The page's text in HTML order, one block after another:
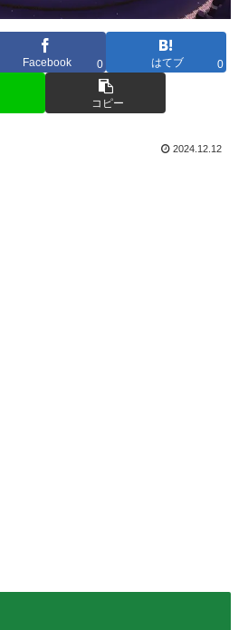
Facebook 0 はてブ 0
コピー
2024.12.12